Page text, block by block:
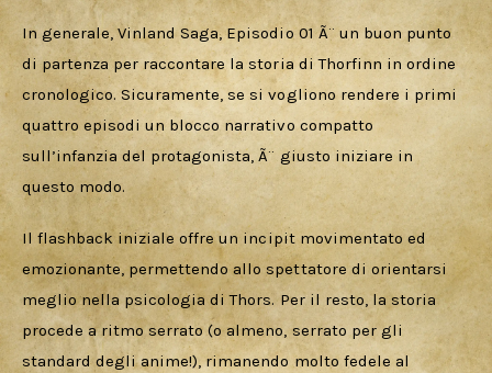
In generale, Vinland Saga, Episodio 01 Ã¨ un buon punto
di partenza per raccontare la storia di Thorfinn in ordine
cronologico. Sicuramente, se si vogliono rendere i primi
quattro episodi un blocco narrativo compatto
sull’infanzia del protagonista, Ã¨ giusto iniziare in
questo modo.
Il flashback iniziale offre un incipit movimentato ed
emozionante, permettendo allo spettatore di orientarsi
meglio nella psicologia di Thors. Per il resto, la storia
procede a ritmo serrato (o almeno, serrato per gli
standard degli anime!), rimanendo molto fedele al